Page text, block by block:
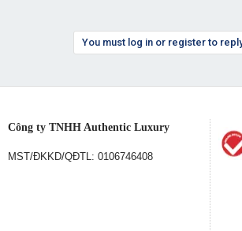
You must log in or register to
Công ty TNHH Authentic Luxury
MST/ĐKKD/QĐTL: 0106746408